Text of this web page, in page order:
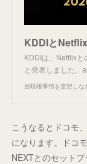
KDDIと
KDDIは、Netflixと
と発表しました。
放映権事情を妄想し
こうなるとドコモ
になります。ドコ
NEXTとのセット